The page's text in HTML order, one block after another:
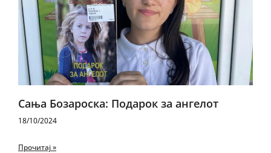
Сања Бозароска: Подарок за ангелот
18/10/2024
Прочитај »